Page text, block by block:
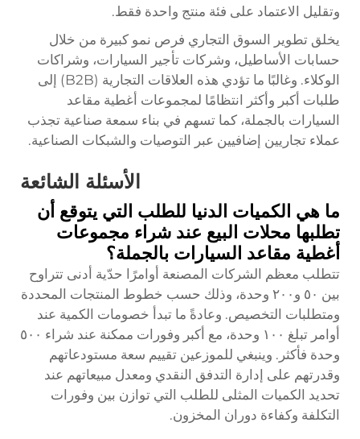
وتقليل الاعتماد على فئة منتج واحدة فقط.
يخلق تطوير السوق التجاري فرص نمو كبيرة من خلال
حسابات الأساطيل، وشركات تأجير السيارات، وشراكات
الوكلاء. وغالبًا ما تؤدي هذه العلاقات التجارية (B2B) إلى
طلبات أكبر وأكثر انتظامًا لمجموعات أغطية مقاعد
السيارات بالجملة، كما تسهم في بناء سمعة صناعية تجذب
عملاء تجاريين إضافيين عبر التوصيات والشبكات الصناعية.
الأسئلة الشائعة
ما هي الكميات الدنيا للطلب التي يتوقع أن
تطلبها محلات البيع عند شراء مجموعات
أغطية مقاعد السيارات بالجملة؟
تتطلب معظم الشركات المصنعة أوامرًا حدّية أدنى تتراوح
بين ٥٠ و٢٠٠ وحدة، وذلك حسب خطوط المنتجات المحددة
ومتطلبات التخصيص. وعادةً ما تبدأ خصومات الكمية عند
أوامر تبلغ ١٠٠ وحدة، مع أكبر وفورات ممكنة عند شراء ٥٠٠
وحدة فأكثر. وينبغي للموزعين تقييم سعة مستودعاتهم
وقدرتهم على إدارة التدفق النقدي ومعدل مبيعاتهم عند
تحديد الكميات المثلى للطلب التي توازن بين وفورات
التكلفة وكفاءة دوران المخزون.